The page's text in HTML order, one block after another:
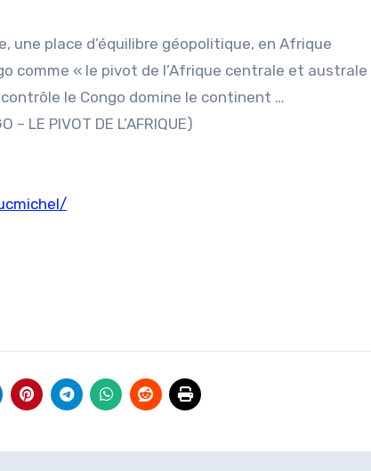
une place d’équilibre géopolitique, en Afrique
comme « le pivot de l’Afrique centrale et australe
le Congo domine le continent …
– LE PIVOT DE L’AFRIQUE)